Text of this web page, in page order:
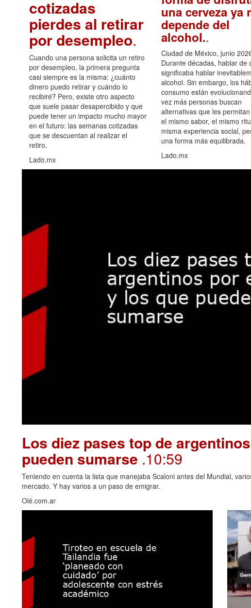
cotizadas
pierdes al retirar
por desempleo.
Cuando una persona solicita un retiro
por desempleo, la primera pregunta
casi siempre es la misma: ¿cuánto
dinero puedo retirar y cuándo lo
recibiré? Pero, existe otro aspecto
que suele pasar desapercibido y que
puede tener un impacto mucho mayor
en el futuro: las semanas cotizadas
que se descuentan al realizar el
retiro.
Lado.mx
una cerveza ya
depende del
alcohol..
Ciudad de México, junio
Durante décadas, hablar de
significaba hablar
alcohol. Sin embargo, los
consumo están
vez más personas buscan
alternativas que les
el mismo sabor, el mismo
misma experiencia social,
una forma más equilibrada.
Lado.mx
Los diez pases top de
pueden sumarse .10:59
Teniendo en cuenta la lista que manejaba Scaloni antes del Mundial,
mercado. Y hay varios a un paso de emigrar.
Olé.com.ar